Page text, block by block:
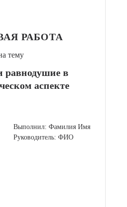
РАБОТА
тему
равнодушие в
аспекте
Выполнил: Фамилия Имя
Руководитель: ФИО